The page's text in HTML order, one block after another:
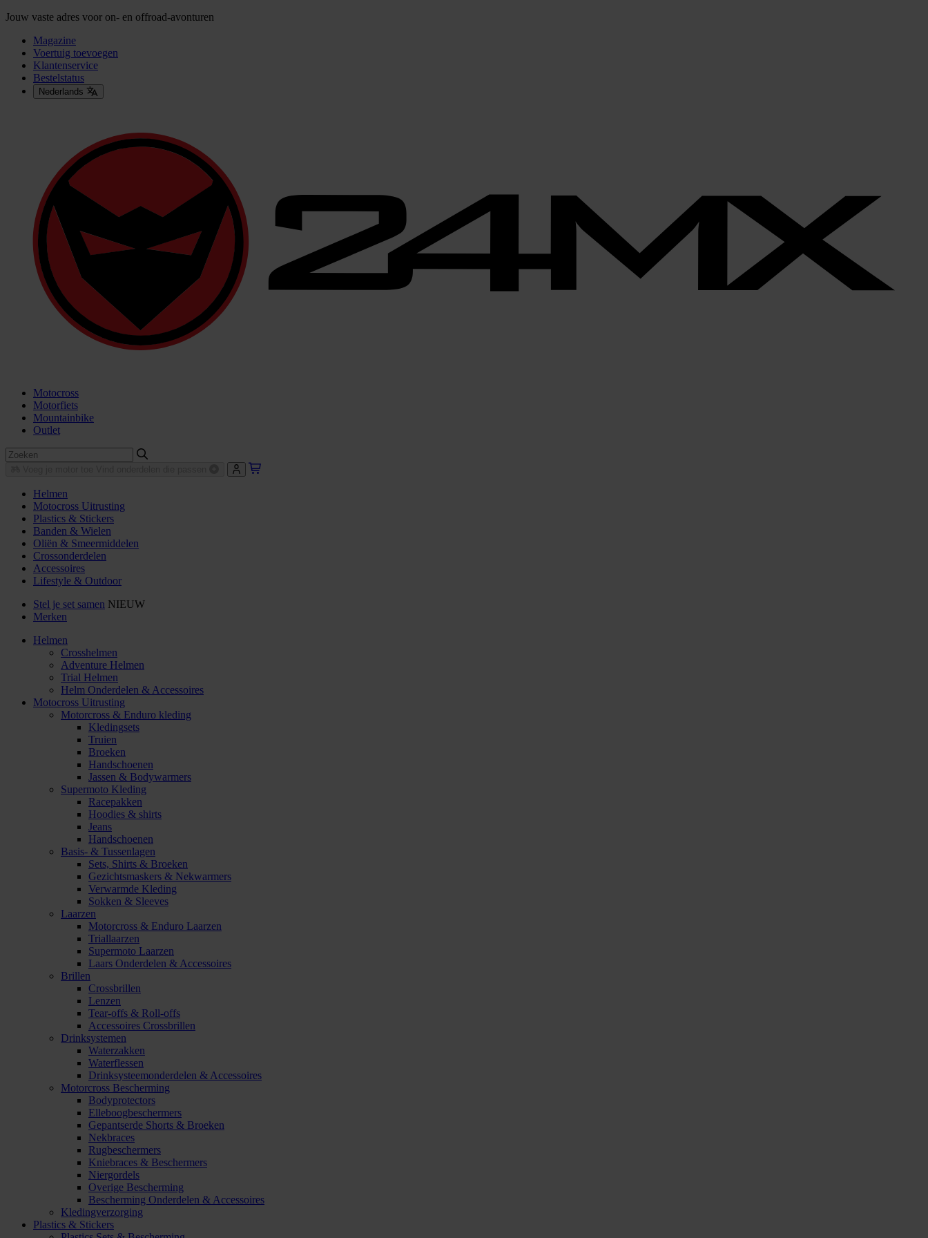
Jouw vaste adres voor on- en offroad-avonturen
Magazine
Voertuig toevoegen
Klantenservice
Bestelstatus
Nederlands
Motocross
Motorfiets
Mountainbike
Outlet
Helmen
Motocross Uitrusting
Plastics & Stickers
Banden & Wielen
Oliën & Smeermiddelen
Crossonderdelen
Accessoires
Lifestyle & Outdoor
Stel je set samen NIEUW
Merken
Helmen
Crosshelmen
Adventure Helmen
Trial Helmen
Helm Onderdelen & Accessoires
Motocross Uitrusting
Motorcross & Enduro kleding
Kledingsets
Truien
Broeken
Handschoenen
Jassen & Bodywarmers
Supermoto Kleding
Racepakken
Hoodies & shirts
Jeans
Handschoenen
Basis- & Tussenlagen
Sets, Shirts & Broeken
Gezichtsmaskers & Nekwarmers
Verwarmde Kleding
Sokken & Sleeves
Laarzen
Motorcross & Enduro Laarzen
Triallaarzen
Supermoto Laarzen
Laars Onderdelen & Accessoires
Brillen
Crossbrillen
Lenzen
Tear-offs & Roll-offs
Accessoires Crossbrillen
Drinksystemen
Waterzakken
Waterflessen
Drinksysteemonderdelen & Accessoires
Motorcross Bescherming
Bodyprotectors
Elleboogbeschermers
Gepantserde Shorts & Broeken
Nekbraces
Rugbeschermers
Kniebraces & Beschermers
Niergordels
Overige Bescherming
Bescherming Onderdelen & Accessoires
Kledingverzorging
Plastics & Stickers